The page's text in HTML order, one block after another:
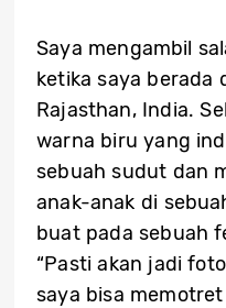
Saya mengambil
ketika saya berada
Rajasthan, India.
warna biru yang
sebuah sudut dan
anak-anak di
buat pada sebuah
“Pasti akan jadi
saya bisa